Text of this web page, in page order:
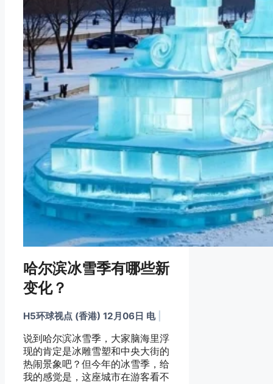
哈尔滨冰雪季有哪些新
变化？
H5环球视点 (香港) 12月06日 电
说到哈尔滨冰雪季，大家脑海里浮
现的肯定是冰雕雪塑和中央大街的
热闹景象吧？但今年的冰雪季，给
我的感觉是，这座城市在游客看不